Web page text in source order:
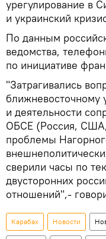
урегулирование в
и украинский
По данным
ведомства,
по инициативе
"Затрагивались
ближневосточному
и деятельности
ОБСЕ (Россия,
проблемы
сверили часы по
двусторонних
отношений",-
Карабах Новости